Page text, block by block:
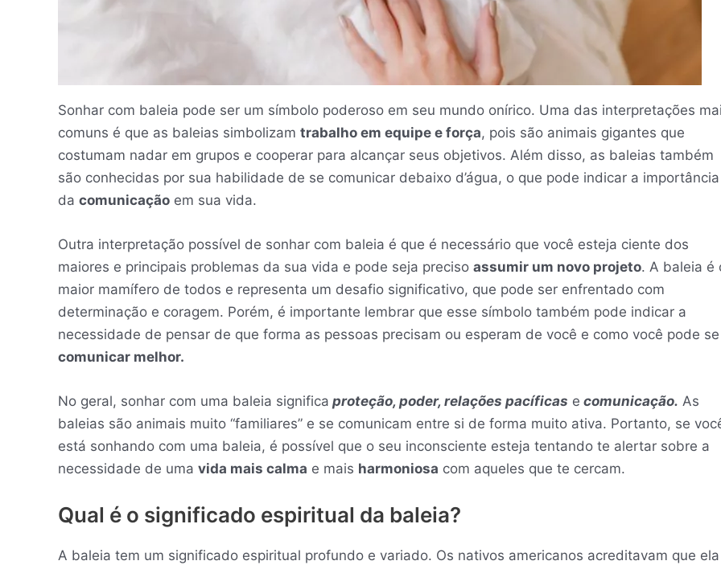
Sonhar com baleia pode ser um símbolo poderoso em seu mundo onírico. Uma das interpretações
comuns é que as baleias simbolizam trabalho em equipe e força, pois são animais gigantes que
costumam nadar em grupos e cooperar para alcançar seus objetivos. Além disso, as baleias também
são conhecidas por sua habilidade de se comunicar debaixo d’água, o que pode indicar a importância
da comunicação em sua vida.
Outra interpretação possível de sonhar com baleia é que é necessário que você esteja ciente dos
maiores e principais problemas da sua vida e pode seja preciso assumir um novo projeto. A baleia é
maior mamífero de todos e representa um desafio significativo, que pode ser enfrentado com
determinação e coragem. Porém, é importante lembrar que esse símbolo também pode indicar a
necessidade de pensar de que forma as pessoas precisam ou esperam de você e como você pode se
comunicar melhor.
No geral, sonhar com uma baleia significa proteção, poder, relações pacíficas e comunicação. As
baleias são animais muito “familiares” e se comunicam entre si de forma muito ativa. Portanto, se
está sonhando com uma baleia, é possível que o seu inconsciente esteja tentando te alertar sobre a
necessidade de uma vida mais calma e mais harmoniosa com aqueles que te cercam.
Qual é o significado espiritual da baleia?
A baleia tem um significado espiritual profundo e variado. Os nativos americanos acreditavam que ela